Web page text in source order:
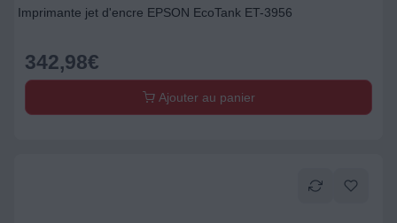
Imprimante jet d'encre EPSON EcoTank ET-3956
342,98€
Ajouter au panier